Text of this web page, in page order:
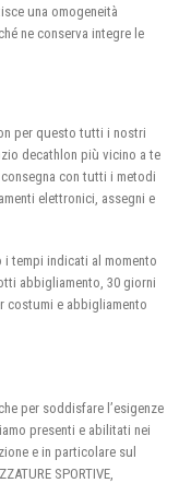
una omogeneità
ne conserva integre le
per questo tutti i nostri
decathlon più vicino a te
con tutti i metodi
elettronici, assegni e
tempi indicati al momento
abbigliamento, 30 giorni
costumi e abbigliamento
per soddisfare l’esigenze
presenti e abilitati nei
e in particolare sul
SPORTIVE,